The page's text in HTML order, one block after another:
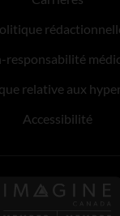
responsabilité
relative aux
Accessibilité